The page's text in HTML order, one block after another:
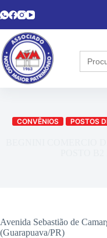
for:
CONVÊNIOS POSTOS
Avenida Sebastião de
(Guarapuava/PR)